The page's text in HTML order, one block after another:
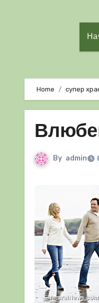
Home супер
By admin